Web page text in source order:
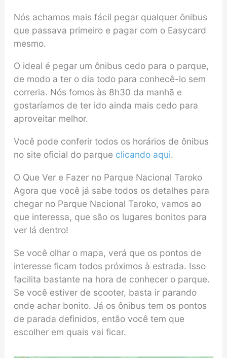
Nós achamos mais fácil pegar qualquer ônibus
que passava primeiro e pagar com o Easycard
mesmo.
O ideal é pegar um ônibus cedo para o parque,
de modo a ter o dia todo para conhecê-lo sem
correria. Nós fomos às 8h30 da manhã e
gostaríamos de ter ido ainda mais cedo para
aproveitar melhor.
Você pode conferir todos os horários de ônibus
no site oficial do parque clicando aqui.
O Que Ver e Fazer no Parque Nacional Taroko
Agora que você já sabe todos os detalhes para
chegar no Parque Nacional Taroko, vamos ao
que interessa, que são os lugares bonitos para
ver lá dentro!
Se você olhar o mapa, verá que os pontos de
interesse ficam todos próximos à estrada. Isso
facilita bastante na hora de conhecer o parque.
Se você estiver de scooter, basta ir parando
onde achar bonito. Já os ônibus tem os pontos
de parada definidos, então você tem que
escolher em quais vai ficar.